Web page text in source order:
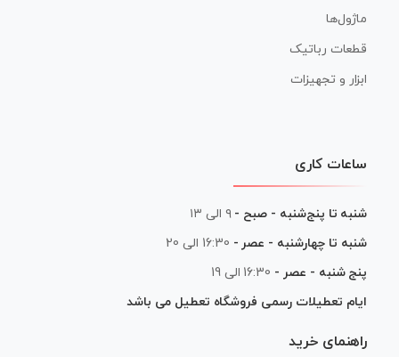
ماژول‌ها
قطعات رباتیک
ابزار و تجهیزات
ساعات کاری
شنبه تا پنج‌شنبه - صبح - ۹ الی ۱۳
شنبه تا چهارشنبه - عصر - 16:30 الی 20
پنج شنبه - عصر - 16:30 الی 19
ایام تعطیلات رسمی فروشگاه تعطیل می باشد
راهنمای خرید